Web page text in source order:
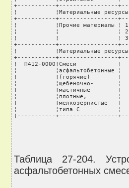
Таблица 27-204.
асфальтобетонных